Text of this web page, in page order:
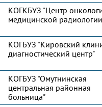
КОГКБУЗ "Центр
медицинской
КОГБУЗ "Кировский
диагностический центр"
КОГБУЗ "Омутнинская
центральная районная
больница"